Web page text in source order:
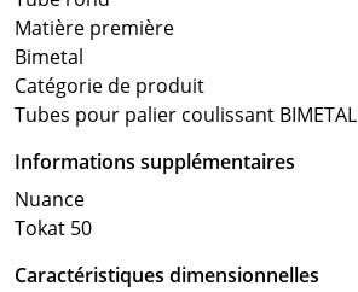
Matière première
Bimetal
Catégorie de produit
Tubes pour palier coulissant BIMETAL
Informations supplémentaires
Nuance
Tokat 50
Caractéristiques dimensionnelles